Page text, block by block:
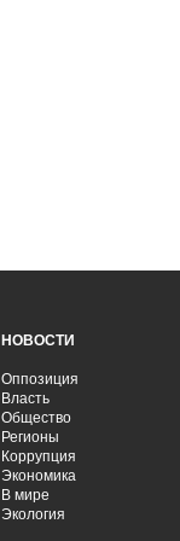
НОВОСТИ
Оппозиция
Власть
Общество
Регионы
Коррупция
Экономика
В мире
Экология